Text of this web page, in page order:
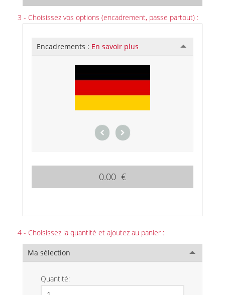
3 - Choisissez vos options (encadrement, passe partout) :
Encadrements : En savoir plus
0.00 €
4 - Choisissez la quantité et ajoutez au panier :
Ma sélection
Quantité: